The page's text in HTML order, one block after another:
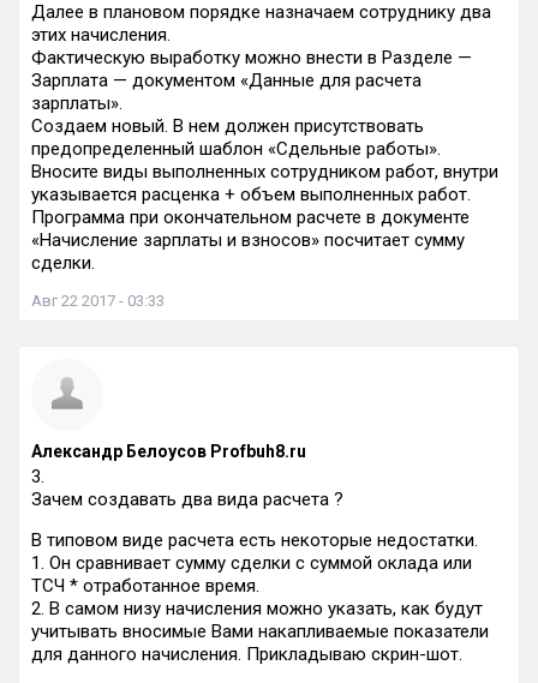
Далее в плановом порядке назначаем сотруднику два
этих начисления.
Фактическую выработку можно внести в Разделе —
Зарплата — документом «Данные для расчета
зарплаты».
Cоздаем новый. В нем должен присутствовать
предопределенный шаблон «Cдельные работы».
Вносите виды выполненных сотрудником работ, внутри
указывается расценка + объем выполненных работ.
Программа при окончательном расчете в документе
«Начисление зарплаты и взносов» посчитает сумму
сделки.
Авг 22 2017 - 03:33
Александр Белоусов Profbuh8.ru
3.
Зачем создавать два вида расчета ?
В типовом виде расчета есть некоторые недостатки.
1. Он сравнивает сумму сделки с суммой оклада или
ТСЧ * отработанное время.
2. В самом низу начисления можно указать, как будут
учитывать вносимые Вами накапливаемые показатели
для данного начисления. Прикладываю скрин-шот.